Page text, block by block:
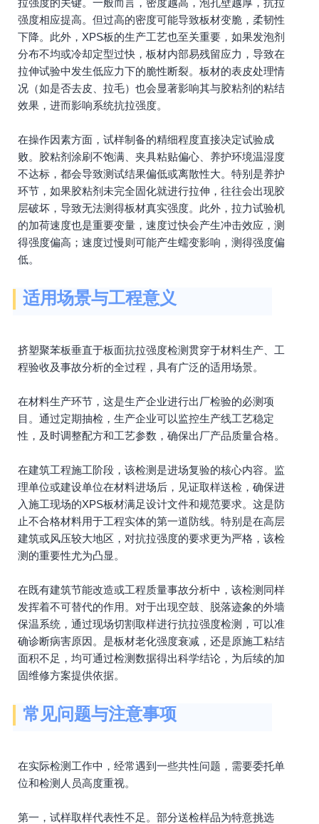
拉强度的关键。一般而言，密度越高，泡孔壁越厚，抗拉
强度相应提高。但过高的密度可能导致板材变脆，柔韧性
下降。此外，XPS板的生产工艺也至关重要，如果发泡剂
分布不均或冷却定型过快，板材内部易残留应力，导致在
拉伸试验中发生低应力下的脆性断裂。板材的表皮处理情
况（如是否去皮、拉毛）也会显著影响其与胶粘剂的粘结
效果，进而影响系统抗拉强度。
在操作因素方面，试样制备的精细程度直接决定试验成
败。胶粘剂涂刷不饱满、夹具粘贴偏心、养护环境温湿度
不达标，都会导致测试结果偏低或离散性大。特别是养护
环节，如果胶粘剂未完全固化就进行拉伸，往往会出现胶
层破坏，导致无法测得板材真实强度。此外，拉力试验机
的加荷速度也是重要变量，速度过快会产生冲击效应，测
得强度偏高；速度过慢则可能产生蠕变影响，测得强度偏
低。
适用场景与工程意义
挤塑聚苯板垂直于板面抗拉强度检测贯穿于材料生产、工
程验收及事故分析的全过程，具有广泛的适用场景。
在材料生产环节，这是生产企业进行出厂检验的必测项
目。通过定期抽检，生产企业可以监控生产线工艺稳定
性，及时调整配方和工艺参数，确保出厂产品质量合格。
在建筑工程施工阶段，该检测是进场复验的核心内容。监
理单位或建设单位在材料进场后，见证取样送检，确保进
入施工现场的XPS板材满足设计文件和规范要求。这是防
止不合格材料用于工程实体的第一道防线。特别是在高层
建筑或风压较大地区，对抗拉强度的要求更为严格，该检
测的重要性尤为凸显。
在既有建筑节能改造或工程质量事故分析中，该检测同样
发挥着不可替代的作用。对于出现空鼓、脱落迹象的外墙
保温系统，通过现场切割取样进行抗拉强度检测，可以准
确诊断病害原因。是板材老化强度衰减，还是原施工粘结
面积不足，均可通过检测数据得出科学结论，为后续的加
固维修方案提供依据。
常见问题与注意事项
在实际检测工作中，经常遇到一些共性问题，需要委托单
位和检测人员高度重视。
第一，试样取样代表性不足。部分送检样品为特意挑选